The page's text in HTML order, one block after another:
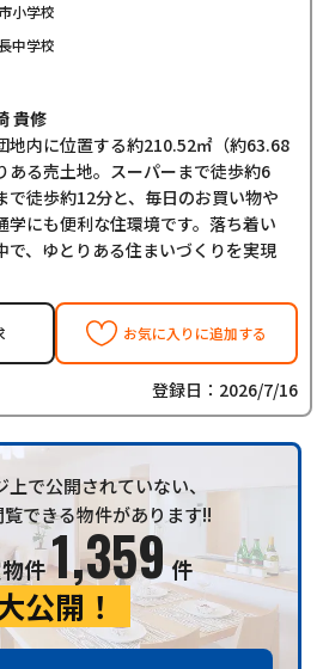
小学校
中学校
貴修
地内に位置する約210.52㎡（約63.68
ある売土地。スーパーまで徒歩約6
で徒歩約12分と、毎日のお買い物や
学にも便利な住環境です。落ち着い
で、ゆとりある住まいづくりを実現
お気に入りに追加する
登録日：2026/7/16
で公開されていない、
できる物件があります!!
件1,359件
公開！